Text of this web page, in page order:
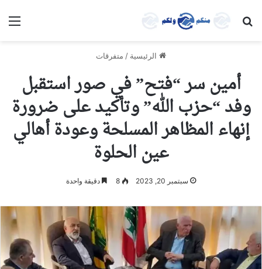
بحث عن
الرئيسية / متفرقات
أمين سر “فتح” في صور استقبل
وفد “حزب الله” وتأكيد على ضرورة
إنهاء المظاهر المسلحة وعودة أهالي
عين الحلوة
سبتمبر 20, 2023 8 دقيقة واحدة